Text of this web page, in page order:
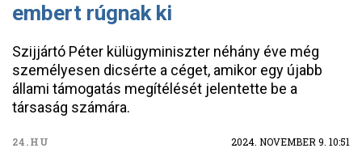
embert rúgnak ki
Szijjártó Péter külügyminiszter néhány éve még
személyesen dicsérte a céget, amikor egy újabb
állami támogatás megítélését jelentette be a
társaság számára.
24.HU 2024. NOVEMBER 9. 10:51